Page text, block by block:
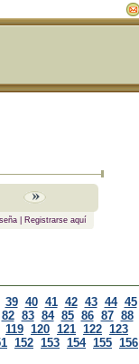
| Registrarse aquí
39 40 41 42 43 44 45
82 83 84 85 86 87 88
119 120 121 122 123
152 153 154 155 156